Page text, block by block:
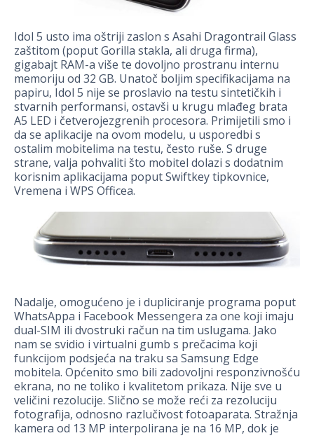
Idol 5 usto ima oštriji zaslon s Asahi Dragontrail Glass
zaštitom (poput Gorilla stakla, ali druga firma),
gigabajt RAM-a više te dovoljno prostranu internu
memoriju od 32 GB. Unatoč boljim specifikacijama na
papiru, Idol 5 nije se proslavio na testu sintetičkih i
stvarnih performansi, ostavši u krugu mlađeg brata
A5 LED i četverojezgrenih procesora. Primijetili smo i
da se aplikacije na ovom modelu, u usporedbi s
ostalim mobitelima na testu, često ruše. S druge
strane, valja pohvaliti što mobitel dolazi s dodatnim
korisnim aplikacijama poput Swiftkey tipkovnice,
Vremena i WPS Officea.
Nadalje, omogućeno je i dupliciranje programa poput
WhatsAppa i Facebook Messengera za one koji imaju
dual-SIM ili dvostruki račun na tim uslugama. Jako
nam se svidio i virtualni gumb s prečacima koji
funkcijom podsjeća na traku sa Samsung Edge
mobitela. Općenito smo bili zadovoljni responzivnošću
ekrana, no ne toliko i kvalitetom prikaza. Nije sve u
veličini rezolucije. Slično se može reći za rezoluciju
fotografija, odnosno razlučivost fotoaparata. Stražnja
kamera od 13 MP interpolirana je na 16 MP, dok je